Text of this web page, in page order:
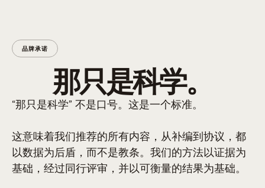
品牌承诺
那只是科学。
“那只是科学” 不是口号。这是一个标准。
这意味着我们推荐的所有内容，从补编到协议，都
以数据为后盾，而不是教条。我们的方法以证据为
基础，经过同行评审，并以可衡量的结果为基础。